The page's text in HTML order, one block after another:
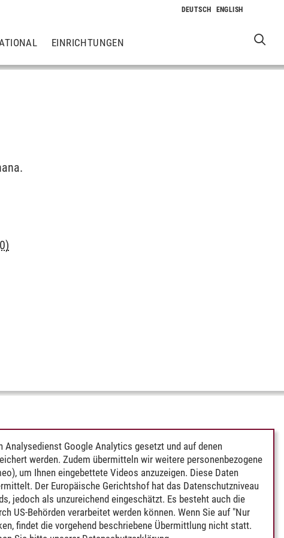
EINRICHTUNGEN
Analysedienst Google Analytics gesetzt und auf denen
werden. Zudem übermitteln wir weitere personenbezogene
um Ihnen eingebettete Videos anzuzeigen. Diese Daten
Der Europäische Gerichtshof hat das Datenschutzniveau
jedoch als unzureichend eingeschätzt. Es besteht auch die
US-Behörden verarbeitet werden können. Wenn Sie auf "Nur
findet die vorgehend beschriebene Übermittlung nicht statt.